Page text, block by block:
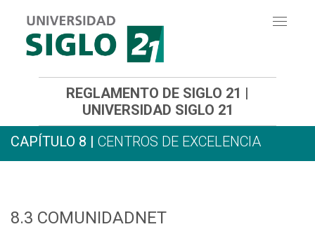
Toggle
REGLAMENTO DE SIGLO 21 |
UNIVERSIDAD SIGLO 21
CAPÍTULO 8 | CENTROS DE EXCELENCIA
8.3 COMUNIDADNET